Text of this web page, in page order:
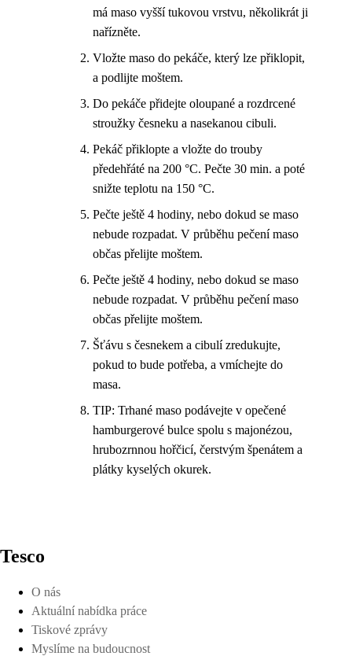
má maso vyšší tukovou vrstvu, několikrát ji
nařízněte.
Vložte maso do pekáče, který lze přiklopit,
a podlijte moštem.
Do pekáče přidejte oloupané a rozdrcené
stroužky česneku a nasekanou cibuli.
Pekáč přiklopte a vložte do trouby
předehřáté na 200 °C. Pečte 30 min. a poté
snižte teplotu na 150 °C.
Pečte ještě 4 hodiny, nebo dokud se maso
nebude rozpadat. V průběhu pečení maso
občas přelijte moštem.
Pečte ještě 4 hodiny, nebo dokud se maso
nebude rozpadat. V průběhu pečení maso
občas přelijte moštem.
Šťávu s česnekem a cibulí zredukujte,
pokud to bude potřeba, a vmíchejte do
masa.
TIP: Trhané maso podávejte v opečené
hamburgerové bulce spolu s majonézou,
hrubozrnnou hořčicí, čerstvým špenátem a
plátky kyselých okurek.
Tesco
O nás
Aktuální nabídka práce
Tiskové zprávy
Myslíme na budoucnost